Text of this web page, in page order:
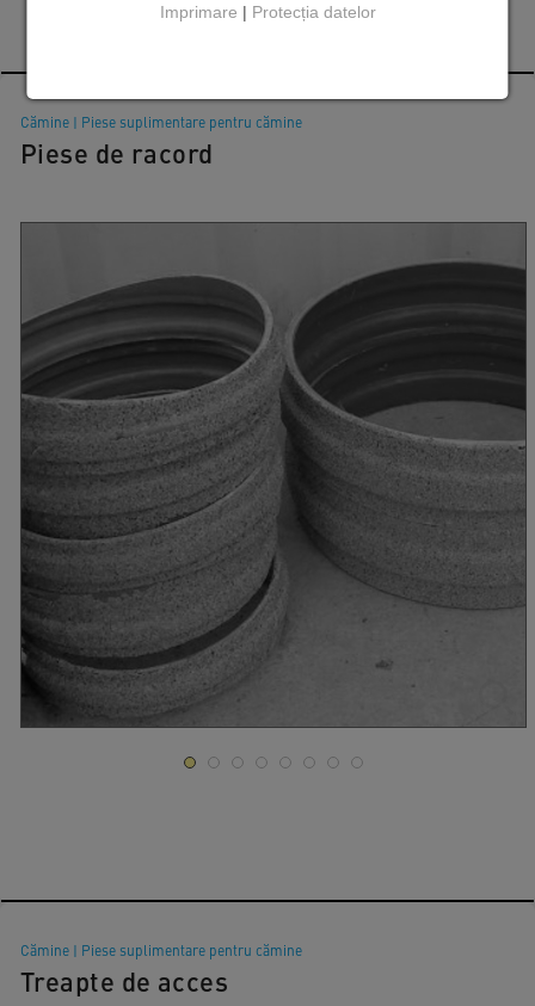
Cămine | Piese suplimentare pentru cămine
Piese de racord
Cămine | Piese suplimentare pentru cămine
Treapte de acces
Imprimare | Protecția datelor